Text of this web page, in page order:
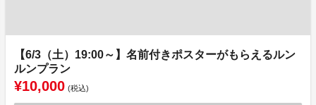
【6/3（土）19:00～】名前付きポスターがもらえるルン
ルンプラン
¥10,000 (税込)